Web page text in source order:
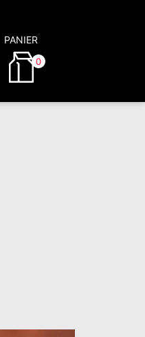
PANIER
0